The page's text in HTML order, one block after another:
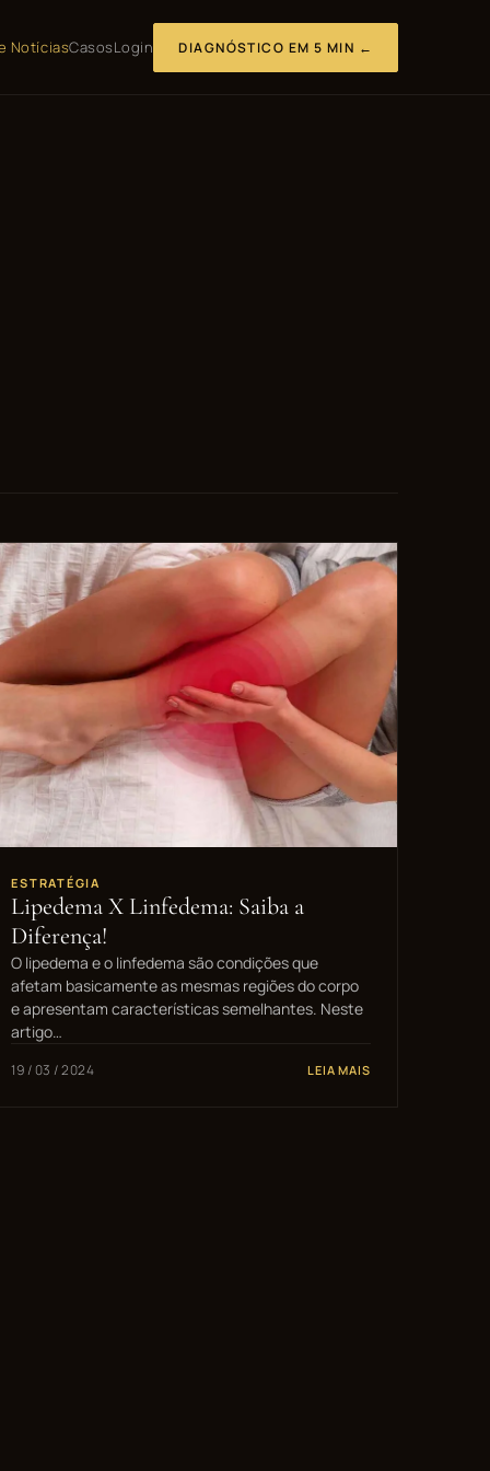
NotíciasCasosLogin DIAGNÓSTICO EM 5 MIN ←
ESTRATÉGIA
Lipedema X Linfedema: Saiba a
Diferença!
O lipedema e o linfedema são condições que
afetam basicamente as mesmas regiões do corpo
e apresentam características semelhantes. Neste
artigo…
19 / 03 / 2024 LEIA MAIS